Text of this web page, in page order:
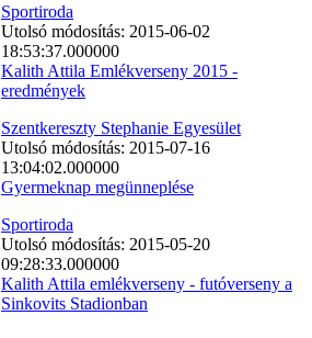
Sportiroda
Utolsó módosítás: 2015-06-02
18:53:37.000000
Kalith Attila Emlékverseny 2015 -
eredmények
Szentkereszty Stephanie Egyesület
Utolsó módosítás: 2015-07-16
13:04:02.000000
Gyermeknap megünneplése
Sportiroda
Utolsó módosítás: 2015-05-20
09:28:33.000000
Kalith Attila emlékverseny - futóverseny a
Sinkovits Stadionban